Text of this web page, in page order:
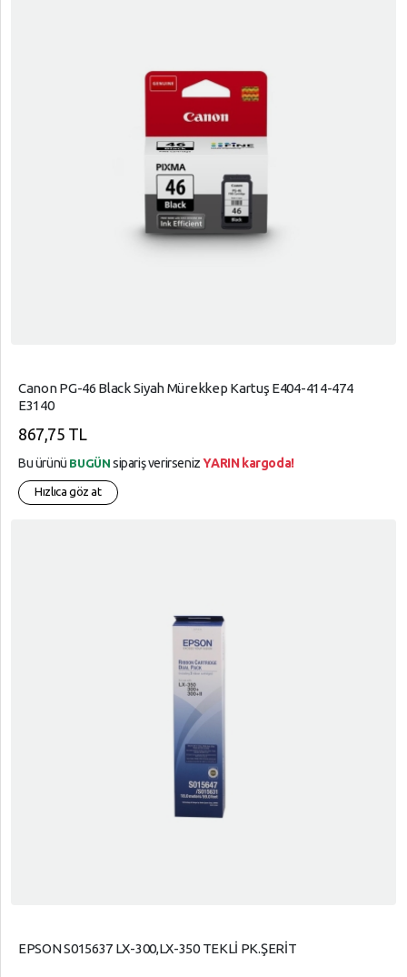
Canon PG-46 Black Siyah Mürekkep Kartuş E404-414-474
E3140
867,75 TL
Bu ürünü BUGÜN sipariş verirsenizYARIN kargoda!
Hızlıca göz at
EPSON S015637 LX-300,LX-350 TEKLİ PK.ŞERİT